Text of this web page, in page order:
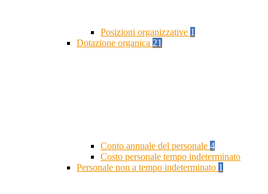
Posizioni organizzative 1
Dotazione organica 21
Conto annuale del personale 4
Costo personale tempo indeterminato
Personale non a tempo indeterminato 1